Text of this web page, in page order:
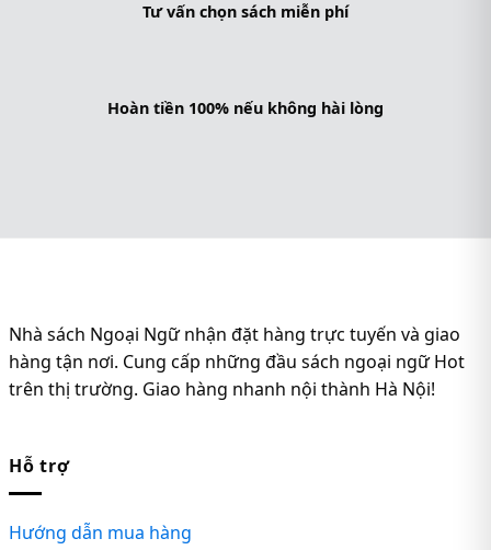
Tư vấn chọn sách miễn phí
Hoàn tiền 100% nếu không hài lòng
Nhà sách Ngoại Ngữ nhận đặt hàng trực tuyến và giao
hàng tận nơi. Cung cấp những đầu sách ngoại ngữ Hot
trên thị trường. Giao hàng nhanh nội thành Hà Nội!
Hỗ trợ
Hướng dẫn mua hàng